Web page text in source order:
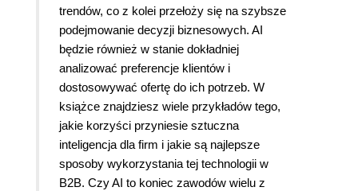
takiego? Książka pełna ciekawostek, o historii
postępu oraz zestawienie zalet i wad AI. Marek
Tłuczek wykonał kawał dobrej roboty, ale jednak
Ja do sztucznej inteligencji się nie przekonam
samochody bez kierowcow, samoloty bez załogi
koniec świata po prostu. Komputer nie jest
nieomylny! Został przecież zbudowany przez
człowieka. Nie można o tym zapominać.
Polecam, jak najbardziej!
trendów, co z kolei przełoży się na szybsze
podejmowanie decyzji biznesowych. AI
będzie również w stanie dokładniej
analizować preferencje klientów i
dostosowywać ofertę do ich potrzeb. W
książce znajdziesz wiele przykładów tego,
jakie korzyści przyniesie sztuczna
inteligencja dla firm i jakie są najlepsze
sposoby wykorzystania tej technologii w
B2B. Czy AI to koniec zawodów wielu z